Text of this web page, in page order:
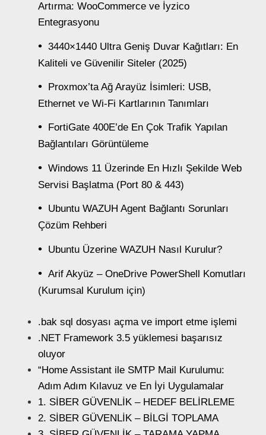
Artırma: WooCommerce ve İyzico
Entegrasyonu
3440×1440 Ultra Geniş Duvar Kağıtları: En
Kaliteli ve Güvenilir Siteler (2025)
Proxmox’ta Ağ Arayüz İsimleri: USB,
Ethernet ve Wi-Fi Kartlarının Tanımları
FortiGate 400E’de En Çok Trafik Yapılan
Bağlantıları Görüntüleme
Windows 11 Üzerinde En Hızlı Şekilde Web
Servisi Başlatma (Port 80 & 443)
Ubuntu WAZUH Agent Bağlantı Sorunları
Çözüm Rehberi
Ubuntu Üzerine WAZUH Nasıl Kurulur?
Arif Akyüz – OneDrive PowerShell Komutları
(Kurumsal Kurulum için)
.bak sql dosyası açma ve import etme işlemi
.NET Framework 3.5 yüklemesi başarısız
oluyor
“Home Assistant ile SMTP Mail Kurulumu:
Adım Adım Kılavuz ve En İyi Uygulamalar
1. SİBER GÜVENLİK – HEDEF BELİRLEME
2. SİBER GÜVENLİK – BİLGİ TOPLAMA